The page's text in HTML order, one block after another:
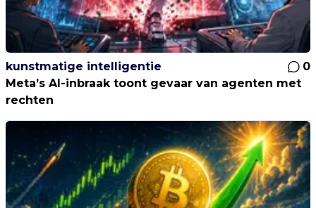
kunstmatige intelligentie
0
Meta’s AI-inbraak toont gevaar van agenten met
rechten